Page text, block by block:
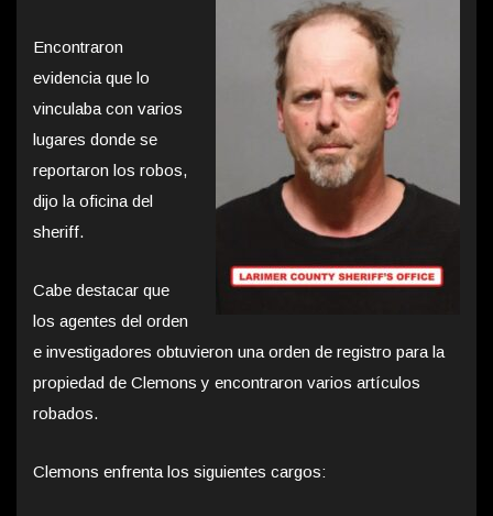
Encontraron
evidencia que lo
vinculaba con varios
lugares donde se
reportaron los robos,
dijo la oficina del
sheriff.
Cabe destacar que
los agentes del orden
e investigadores obtuvieron una orden de registro para la
propiedad de Clemons y encontraron varios artículos
robados.
Clemons enfrenta los siguientes cargos: